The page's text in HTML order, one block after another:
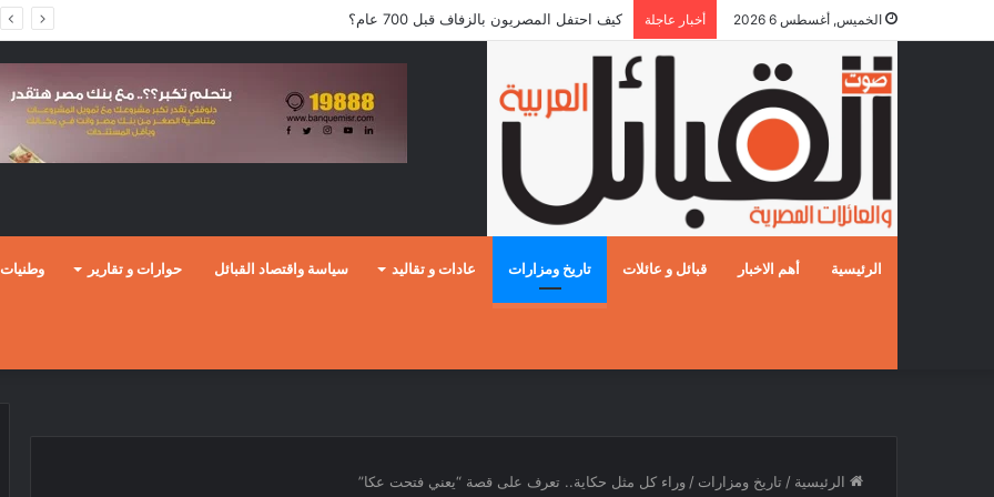
الخميس, أغسطس 6 2026 أخبار عاجلة كيف احتفل المصريون بالزفاف قبل 700 عام؟
الرئيسية أهم الاخبار قبائل و عائلات تاريخ ومزارات عادات و تقاليد سياسة واقتصاد القبائل حوارات و تقارير وطنيات
الرئيسية / تاريخ ومزارات / وراء كل مثل حكاية.. تعرف على قصة “يعني فتحت عكا”